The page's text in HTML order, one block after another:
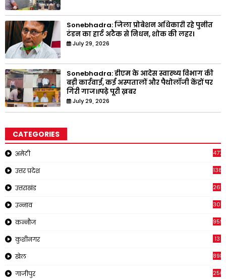
Sonebhadra: जिला प्रोबेशन अधिकारी रहे पुनीत
टंडन का हार्ट अटैक से निधन, शोक की लहर।
July 29, 2026
Sonebhadra: डीएम के आदेस स्वास्थ्य विभाग की
बड़ी कार्रवाई, कई अस्पतालों और पैथोलॉजी केंद्रों पर
गिरी गाज।।पढ़े पूरी ख़बर
July 29, 2026
CATEGORIES
अमेठी 4771
उत्तर प्रदेश 1381
उत्तराखंड
उन्नाव 308
कन्नौज 959
कुशीनगर 13
खेल 898
गाजीपुर 250